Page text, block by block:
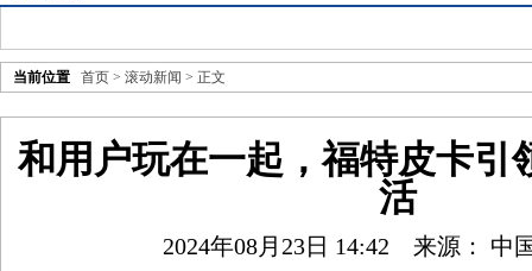
当前位置 首页 > 滚动新闻 > 正文
和用户玩在一起，福特皮卡引
活
2024年08月23日 14:42 来源： 中